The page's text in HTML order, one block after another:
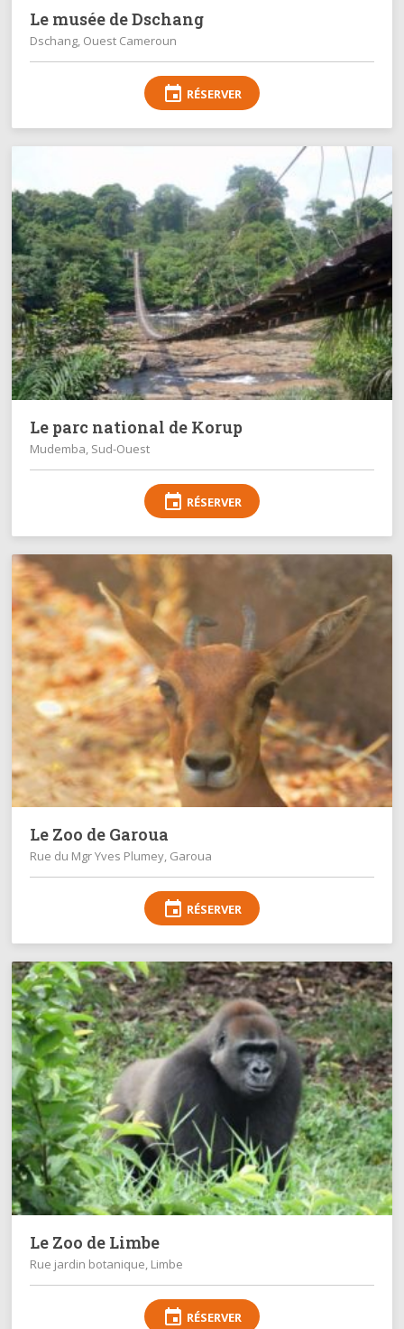
Le musée de Dschang
Dschang, Ouest Cameroun
event RÉSERVER
Le parc national de Korup
Mudemba, Sud-Ouest
event RÉSERVER
Le Zoo de Garoua
Rue du Mgr Yves Plumey, Garoua
event RÉSERVER
Le Zoo de Limbe
Rue jardin botanique, Limbe
event RÉSERVER